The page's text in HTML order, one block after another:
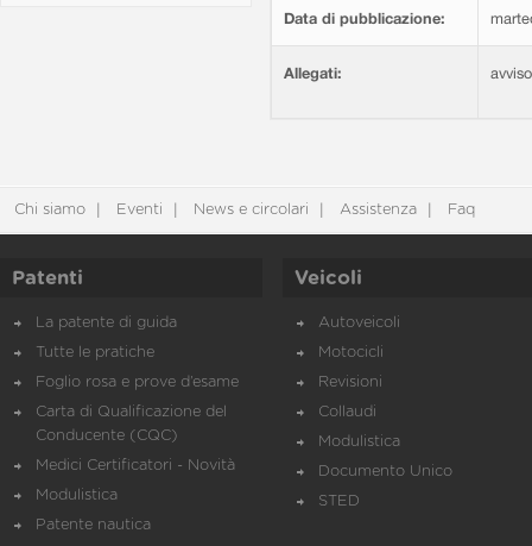
Data di pubblicazione:
Allegati:
Chi siamo Eventi News e circolari Assistenza Faq
Patenti
La patente di guida
Tutte le pratiche
Foglio rosa e prove d’esame
Carta di Qualificazione del
Conducente (CQC)
Medici Certificatori - Novità
Modulistica
Patente nautica
Veicoli
Autoveicoli
Motocicli
Revisioni
Collaudi
Modulistica
Documento Unico
STED